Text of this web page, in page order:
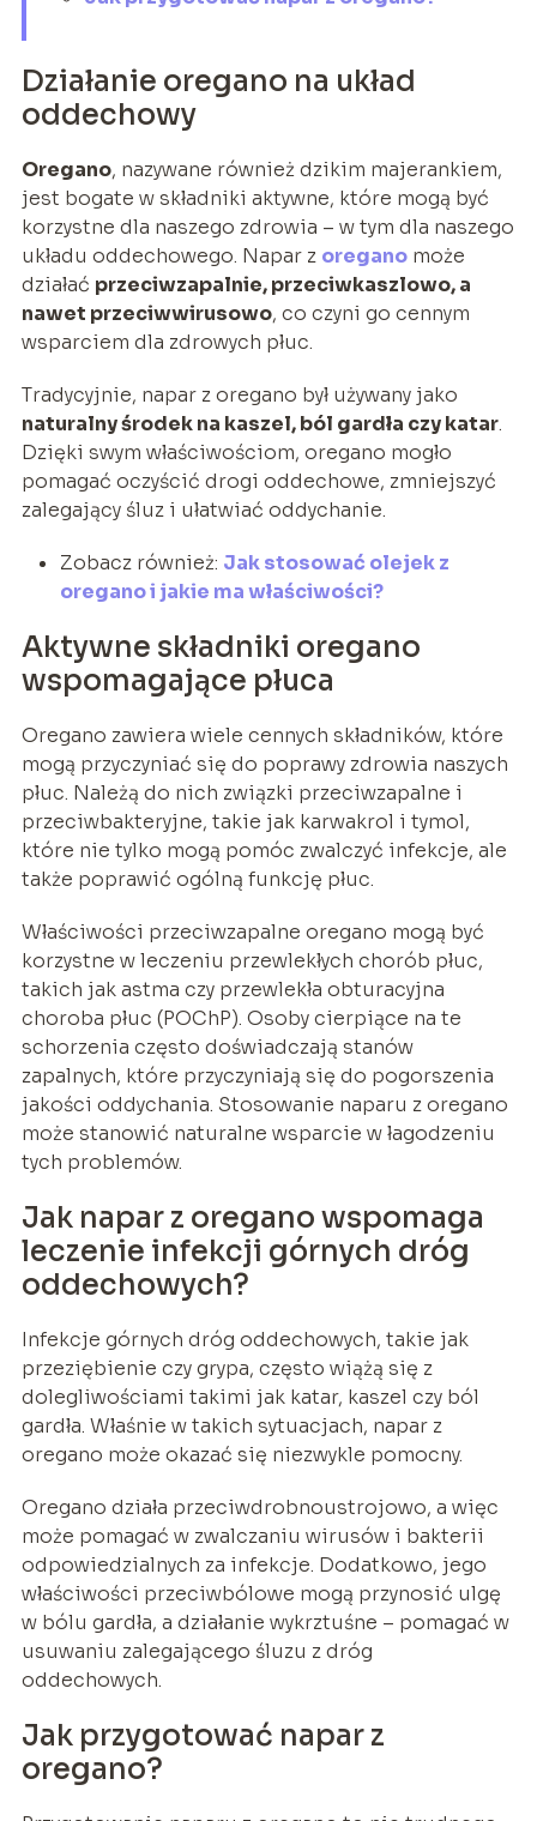
Działanie oregano na układ
oddechowy
Oregano, nazywane również dzikim majerankiem,
jest bogate w składniki aktywne, które mogą być
korzystne dla naszego zdrowia – w tym dla naszego
układu oddechowego. Napar z oreganomoże
działać przeciwzapalnie, przeciwkaszlowo, a
nawet przeciwwirusowo, co czyni go cennym
wsparciem dla zdrowych płuc.
Tradycyjnie, napar z oregano był używany jako
naturalny środek na kaszel, ból gardła czy katar.
Dzięki swym właściwościom, oregano mogło
pomagać oczyścić drogi oddechowe, zmniejszyć
zalegający śluz i ułatwiać oddychanie.
Zobacz również: Jak stosować olejek z
oregano i jakie ma właściwości?
Aktywne składniki oregano
wspomagające płuca
Oregano zawiera wiele cennych składników, które
mogą przyczyniać się do poprawy zdrowia naszych
płuc. Należą do nich związki przeciwzapalne i
przeciwbakteryjne, takie jak karwakrol i tymol,
które nie tylko mogą pomóc zwalczyć infekcje, ale
także poprawić ogólną funkcję płuc.
Właściwości przeciwzapalne oregano mogą być
korzystne w leczeniu przewlekłych chorób płuc,
takich jak astma czy przewlekła obturacyjna
choroba płuc (POChP). Osoby cierpiące na te
schorzenia często doświadczają stanów
zapalnych, które przyczyniają się do pogorszenia
jakości oddychania. Stosowanie naparu z oregano
może stanowić naturalne wsparcie w łagodzeniu
tych problemów.
Jak napar z oregano wspomaga
leczenie infekcji górnych dróg
oddechowych?
Infekcje górnych dróg oddechowych, takie jak
przeziębienie czy grypa, często wiążą się z
dolegliwościami takimi jak katar, kaszel czy ból
gardła. Właśnie w takich sytuacjach, napar z
oregano może okazać się niezwykle pomocny.
Oregano działa przeciwdrobnoustrojowo, a więc
może pomagać w zwalczaniu wirusów i bakterii
odpowiedzialnych za infekcje. Dodatkowo, jego
właściwości przeciwbólowe mogą przynosić ulgę
w bólu gardła, a działanie wykrztuśne – pomagać w
usuwaniu zalegającego śluzu z dróg
oddechowych.
Jak przygotować napar z
oregano?